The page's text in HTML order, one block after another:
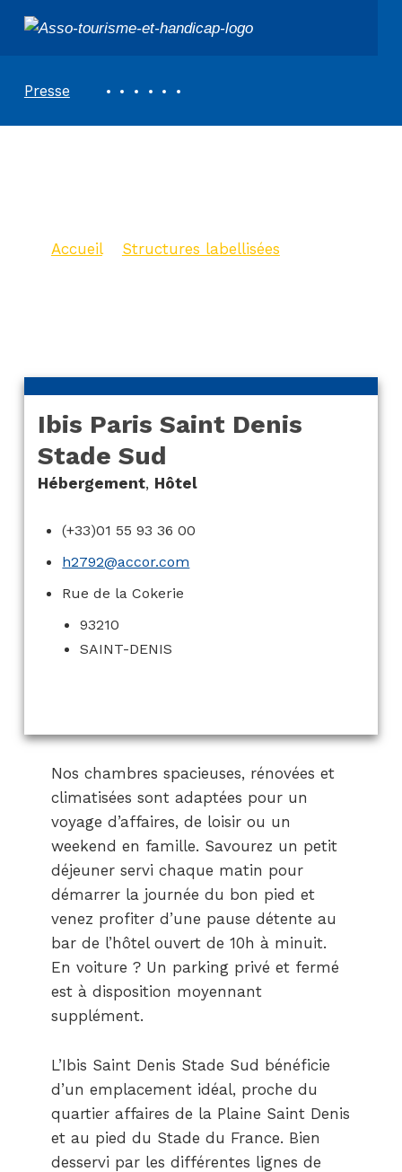
ASSOCIATION TOURISME ET HANDICAPS
Presse
Accueil> Structures labellisées
Ibis Paris Saint Denis
Stade Sud
Hébergement, Hôtel
(+33)01 55 93 36 00
h2792@accor.com
Rue de la Cokerie
93210
SAINT-DENIS
Nos chambres spacieuses, rénovées et
climatisées sont adaptées pour un
voyage d’affaires, de loisir ou un
weekend en famille. Savourez un petit
déjeuner servi chaque matin pour
démarrer la journée du bon pied et
venez profiter d’une pause détente au
bar de l’hôtel ouvert de 10h à minuit.
En voiture ? Un parking privé et fermé
est à disposition moyennant
supplément.
L’Ibis Saint Denis Stade Sud bénéficie
d’un emplacement idéal, proche du
quartier affaires de la Plaine Saint Denis
et au pied du Stade du France. Bien
desservi par les différentes lignes de